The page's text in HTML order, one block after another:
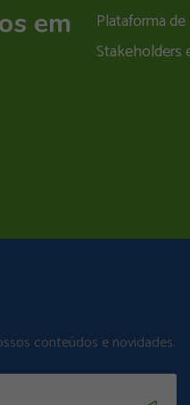
em
Plataforma
Stakeholders
conteúdos e novidades.